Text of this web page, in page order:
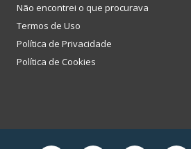
Não encontrei o que procurava
Termos de Uso
Política de Privacidade
Política de Cookies